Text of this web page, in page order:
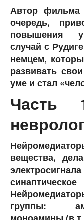
Автор
очередь,
повышения
случай с
немцем,
развивать
уме и стал
Часть
вещества,
группы: